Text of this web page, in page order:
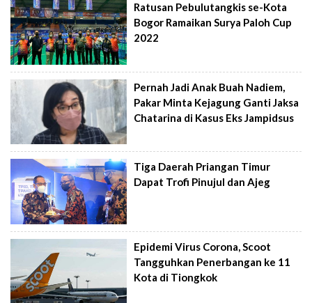
Ratusan Pebulutangkis se-Kota
Bogor Ramaikan Surya Paloh Cup
2022
Pernah Jadi Anak Buah Nadiem,
Pakar Minta Kejagung Ganti Jaksa
Chatarina di Kasus Eks Jampidsus
Tiga Daerah Priangan Timur
Dapat Trofi Pinujul dan Ajeg
Epidemi Virus Corona, Scoot
Tangguhkan Penerbangan ke 11
Kota di Tiongkok